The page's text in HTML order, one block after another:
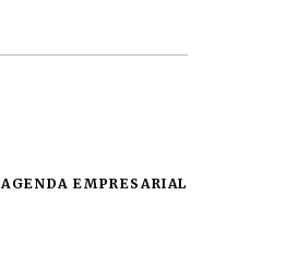
AGENDA EMPRESARIAL